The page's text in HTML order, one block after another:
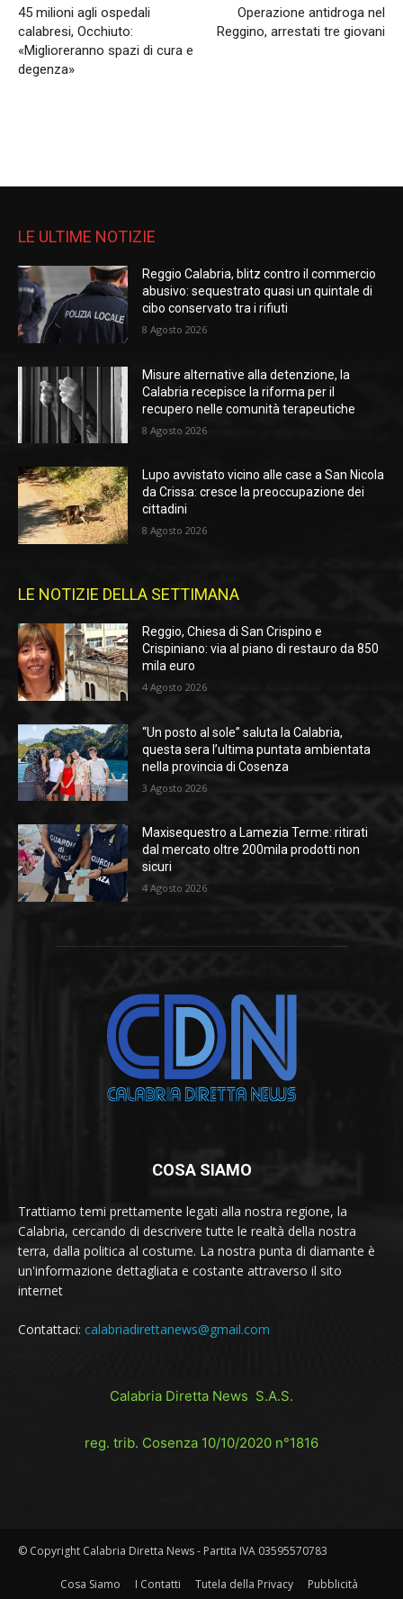
45 milioni agli ospedali
calabresi, Occhiuto:
«Miglioreranno spazi di cura e
degenza»
Operazione antidroga nel
Reggino, arrestati tre giovani
LE ULTIME NOTIZIE
Reggio Calabria, blitz contro il commercio
abusivo: sequestrato quasi un quintale di
cibo conservato tra i rifiuti
8 Agosto 2026
Misure alternative alla detenzione, la
Calabria recepisce la riforma per il
recupero nelle comunità terapeutiche
8 Agosto 2026
Lupo avvistato vicino alle case a San Nicola
da Crissa: cresce la preoccupazione dei
cittadini
8 Agosto 2026
LE NOTIZIE DELLA SETTIMANA
Reggio, Chiesa di San Crispino e
Crispiniano: via al piano di restauro da 850
mila euro
4 Agosto 2026
“Un posto al sole” saluta la Calabria,
questa sera l’ultima puntata ambientata
nella provincia di Cosenza
3 Agosto 2026
Maxisequestro a Lamezia Terme: ritirati
dal mercato oltre 200mila prodotti non
sicuri
4 Agosto 2026
COSA SIAMO
Trattiamo temi prettamente legati alla nostra regione, la
Calabria, cercando di descrivere tutte le realtà della nostra
terra, dalla politica al costume. La nostra punta di diamante è
un'informazione dettagliata e costante attraverso il sito
internet
Contattaci: calabriadirettanews@gmail.com
Calabria Diretta News S.A.S.
reg. trib. Cosenza 10/10/2020 n°1816
© Copyright Calabria Diretta News - Partita IVA 03595570783
Cosa Siamo I Contatti Tutela della Privacy Pubblicità